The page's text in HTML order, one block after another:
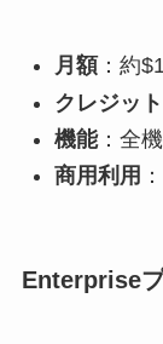
月額：約
クレジット
機能：全
商用利用
Enterprise